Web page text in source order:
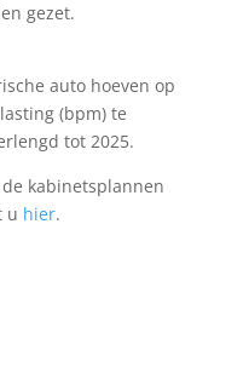
gezet.
auto hoeven op
(bpm) te
tot 2025.
kabinetsplannen
u hier.